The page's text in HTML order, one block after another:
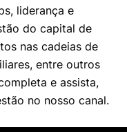
liderança e
do capital de
nas cadeias de
entre outros
e assista,
no nosso canal.